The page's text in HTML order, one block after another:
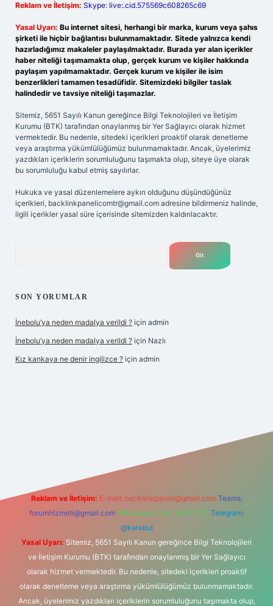
Reklam ve İletişim: Skype: live:.cid.575569c608265c69
Yasal Uyarı: Bu internet sitesi, herhangi bir marka, kurum veya şahıs
şirketi ile hiçbir bağlantısı bulunmamaktadır. Sitede yalnızca kendi
hazırladığımız makaleler paylaşılmaktadır. Burada yer alan içerikler
haber niteliği taşımamakta olup, gerçek kurum ve kişiler hakkında
paylaşım yapılmamaktadır. Gerçek kurum ve kişiler ile isim
benzerlikleri tamamen tesadüfidir. Sitemizdeki bilgiler taslak
halindedir ve tavsiye niteliği taşımazlar.
Sitemiz, 5651 Sayılı Kanun gereğince Bilgi Teknolojileri ve İletişim
Kurumu (BTK) tarafından onaylanmış bir Yer Sağlayıcı olarak hizmet
vermektedir. Bu nedenle, sitedeki içerikleri proaktif olarak denetleme
veya araştırma yükümlülüğümüz bulunmamaktadır. Ancak, üyelerimiz
yazdıkları içeriklerin sorumluluğunu taşımakta olup, siteye üye olarak
bu sorumluluğu kabul etmiş sayılırlar.
Hukuka ve yasal düzenlemelere aykırı olduğunu düşündüğünüz
içerikleri, backlinkpanelicomtr@gmail.com adresine bildirmeniz halinde,
ilgili içerikler yasal süre içerisinde sitemizden kaldırılacaktır.
SON YORUMLAR
İnebolu’ya neden madalya verildi ? için admin
İnebolu’ya neden madalya verildi ? için Nazlı
Kız kankaya ne denir ingilizce ? için admin
Reklam ve İletişim: E-mail: backlinkpaneli@gmail.com Teams:
forumhizmeti@gmail.com Whatsapp: 0262 606 0 726 Telegram:
@karabul
Yasal Uyarı: Sitemiz, 5651 Sayılı Kanun gereğince Bilgi Teknolojileri
ve İletişim Kurumu (BTK) tarafından onaylanmış bir Yer Sağlayıcı
olarak hizmet vermektedir. Bu nedenle, sitedeki içerikleri proaktif
olarak denetleme veya araştırma yükümlülüğümüz bulunmamaktadır.
Ancak, üyelerimiz yazdıkları içeriklerin sorumluluğunu taşımakta olup,